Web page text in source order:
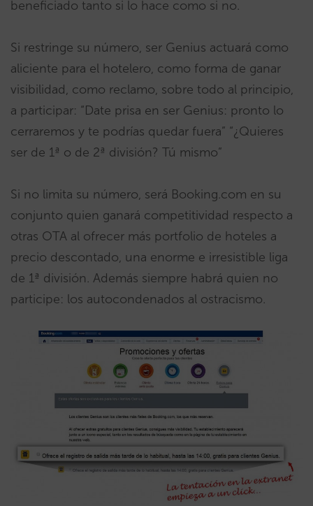
beneficiado tanto si lo hace como si no.
Si restringe su número, ser Genius actuará como
aliciente para el hotelero, como forma de ganar
visibilidad, como reclamo, sobre todo al principio,
a participar: “Date prisa en ser Genius: pronto lo
cerraremos y te podrías quedar fuera” “¿Quieres
ser de 1ª o de 2ª división? Tú mismo”
Si no limita su número, será Booking.com en su
conjunto quien ganará competitividad respecto a
otras OTA al ofrecer más portfolio de hoteles a
precio descontado, una enorme e irresistible liga
de 1ª división. Además siempre habrá quien no
participe: los autocondenados al ostracismo.